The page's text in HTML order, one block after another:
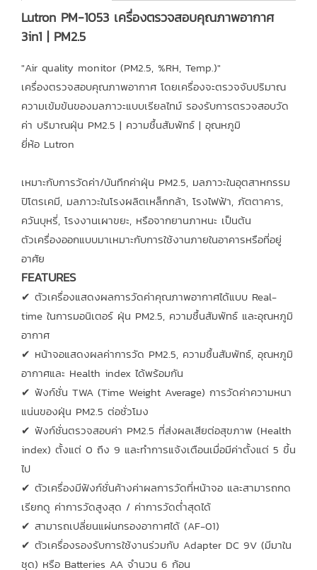
Lutron PM-1053 เครื่องตรวจสอบคุณภาพอากาศ
3in1 | PM2.5
"Air quality monitor (PM2.5, %RH, Temp.)"
เครื่องตรวจสอบคุณภาพอากาศ โดยเครื่องจะตรวจจับปริมาณ
ความเข้มข้นของมลภาวะแบบเรียลไทม์ รองรับการตรวจสอบวัด
ค่า บริมาณฝุ่น PM2.5 | ความชื้นสัมพัทธ์ | อุณหภูมิ
ยี่ห้อ Lutron
เหมาะกับการวัดค่า/บันทึกค่าฝุ่น PM2.5, มลภาวะในอุตสาหกรรม
ปิโตรเคมี, มลภาวะในโรงผลิตเหล็กกล้า, โรงไฟฟ้า, ภัตตาคาร,
ควันบุหรี่, โรงงานเผาขยะ, หรือจากยานภาหนะ เป็นต้น
ตัวเครื่องออกแบบมาเหมาะกับการใช้งานภายในอาคารหรือที่อยู่
อาศัย
FEATURES
✔ ตัวเครื่องแสดงผลการวัดค่าคุณภาพอากาศได้แบบ Real-
time ในการมอนิเตอร์ ฝุ่น PM2.5, ความชื้นสัมพัทธ์ และอุณหภูมิ
อากาศ
✔ หน้าจอแสดงผลค่าการวัด PM2.5, ความชื้นสัมพัทธ์, อุณหภูมิ
อากาศและ Health index ได้พร้อมกัน
✔ ฟังก์ชั่น TWA (Time Weight Average) การวัดค่าความหนา
แน่นของฝุ่น PM2.5 ต่อชั่วโมง
✔ ฟังก์ชั่นตรวจสอบค่า PM2.5 ที่ส่งผลเสียต่อสุขภาพ (Health
index) ตั้งแต่ 0 ถึง 9 และทำการแจ้งเตือนเมื่อมีค่าตั้งแต่ 5 ขึ้น
ไป
✔ ตัวเครื่องมีฟังก์ชั่นค้างค่าผลการวัดที่หน้าจอ และสามารถกด
เรียกดู ค่าการวัดสูงสุด / ค่าการวัดต่ำสุดได้
✔ สามารถเปลี่ยนแผ่นกรองอากาศได้ (AF-01)
✔ ตัวเครื่องรองรับการใช้งานร่วมกับ Adapter DC 9V (มีมาใน
ชุด) หรือ Batteries AA จำนวน 6 ก้อน